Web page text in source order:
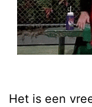
Het is een